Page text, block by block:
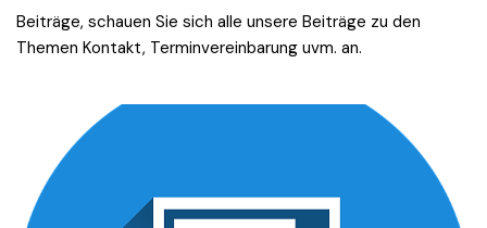
Beiträge, schauen Sie sich alle unsere Beiträge zu den
Themen Kontakt, Terminvereinbarung uvm. an.